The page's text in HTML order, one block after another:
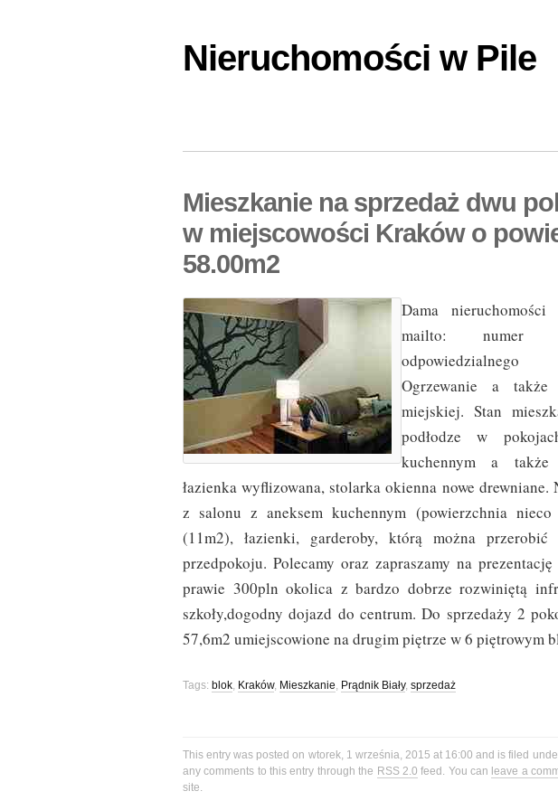
Nieruchomości w Pile
Mieszkanie na sprzedaż dwu
w miejscowości Kraków o
58.00m2
Dama
mailto: numer
Ogrzewanie a
miejskiej. Stan
podłodze w
kuchennym a także
łazienka wyflizowana, stolarka okienna nowe drewniane.
z salonu z aneksem kuchennym (powierzchnia
(11m2), łazienki, garderoby, którą można
przedpokoju. Polecamy oraz zapraszamy na
prawie 300pln okolica z bardzo dobrze rozwiniętą
szkoły,dogodny dojazd do centrum. Do sprzedaży 2
57,6m2 umiejscowione na drugim piętrze w 6 piętrowym
Tags: blok, Kraków, Mieszkanie, Prądnik Biały, sprzedaż
This entry was posted on wtorek, 1 września, 2015 at 16:00 and is filed
any comments to this entry through the RSS 2.0 feed. You can leave a
site.